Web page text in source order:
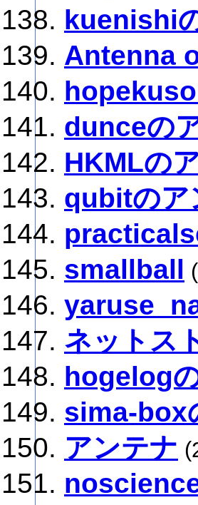
kuenishi
Antenna
dunceの
HKMLの
qubitのア
smallball
ネットス
hogelog
sima-box
アンテナ